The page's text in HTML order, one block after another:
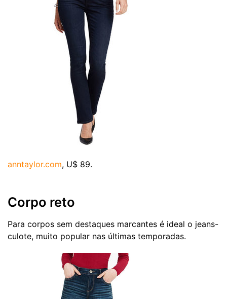
anntaylor.com, U$ 89.
Corpo reto
Para corpos sem destaques marcantes é ideal o jeans-
culote, muito popular nas últimas temporadas.